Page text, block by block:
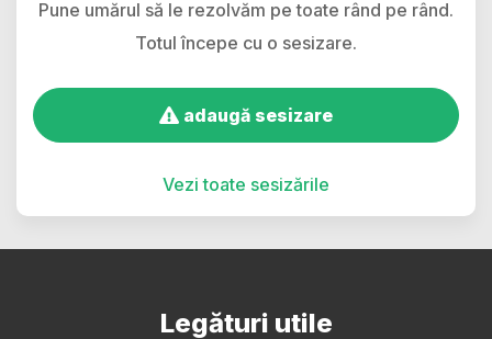
Pune umărul să le rezolvăm pe toate rând pe rând.
Totul începe cu o sesizare.
adaugă sesizare
Vezi toate sesizările
Legături utile